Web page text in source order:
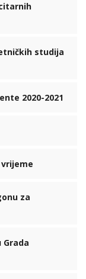
studija
2020-2021
za